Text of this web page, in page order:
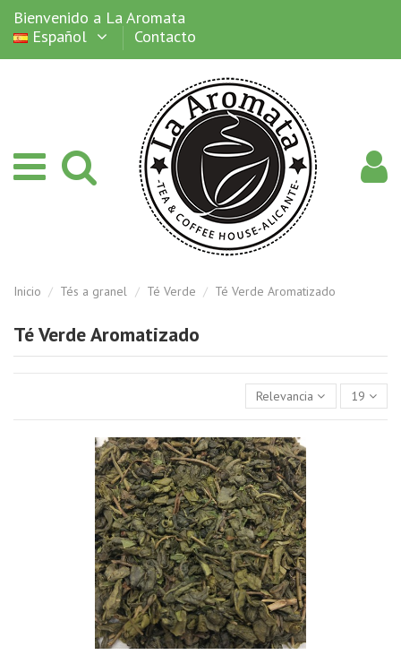
Bienvenido a La Aromata
Español
Contacto
Inicio Tés a granel Té Verde Té Verde Aromatizado
Té Verde Aromatizado
Relevancia 19